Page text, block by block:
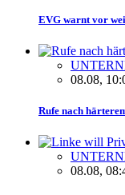
EVG warnt vor
08.08,
Rufe nach
08.08,